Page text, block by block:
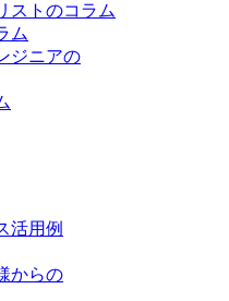
ストのコラム
ム
ジニアの
活用例
からの